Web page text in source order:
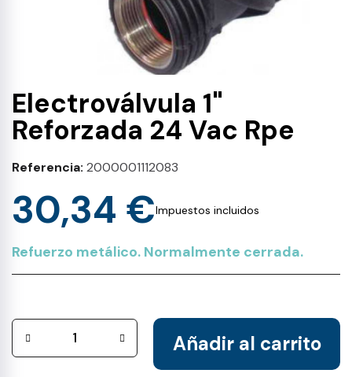
Electroválvula 1"
Reforzada 24 Vac Rpe
Referencia 2000001112083
30,34 €Impuestos incluidos
Refuerzo metálico. Normalmente cerrada.
Añadir al carrito